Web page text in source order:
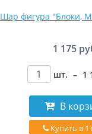
Шар фигура "Блоки,
1 175
шт. – 1
В
Купить в 1